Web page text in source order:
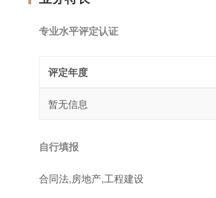
专业水平评定认证
评定年度
暂无信息
自行填报
合同法,房地产,工程建设